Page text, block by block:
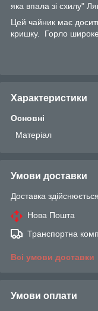
яка впала зі схилу"
Цей чайник має досить
кришку. Горло
Характеристики
Основні
Матеріал
Умови доставки
Доставка
Нова Пошта
Транспортна
Всі умови доставки
Умови оплати